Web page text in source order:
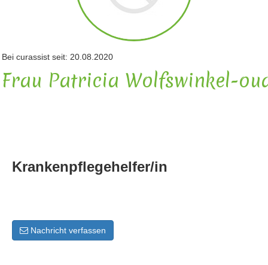
Bei curassist seit: 20.08.2020
Frau Patricia Wolfswinkel-
Krankenpflegehelfer/in
Nachricht verfassen